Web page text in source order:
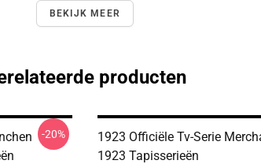
BEKIJK MEER
producten
-20%
1923 Officiële Tv-Serie
1923 Tapisserieën